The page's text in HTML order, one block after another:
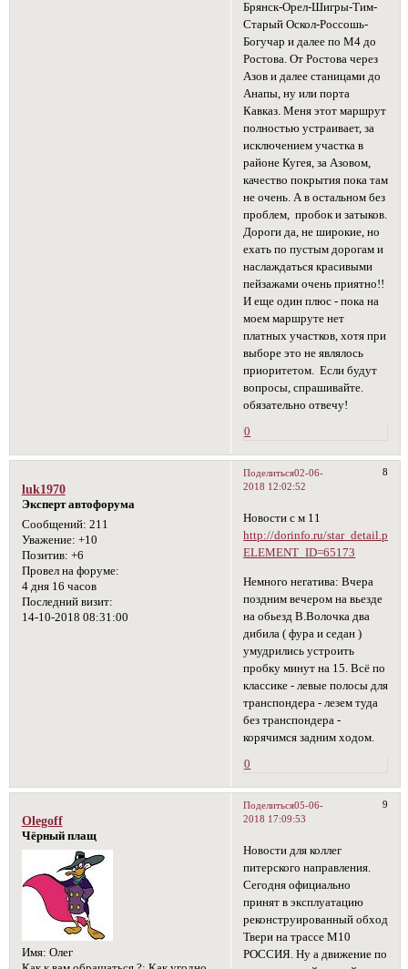
Брянск-Орел-Шигры-Тим-
Старый Оскол-Россошь-
Богучар и далее по М4 до
Ростова. От Ростова через
Азов и далее станицами до
Анапы, ну или порта
Кавказ. Меня этот маршрут
полностью устраивает, за
исключением участка в
районе Кугея, за Азовом,
качество покрытия пока там
не очень. А в остальном без
проблем, пробок и затыков.
Дороги да, не широкие, но
ехать по пустым дорогам и
наслаждаться красивыми
пейзажами очень приятно!!
И еще один плюс - пока на
моем маршруте нет
платных участков, хотя при
выборе это не являлось
приоритетом. Если будут
вопросы, спрашивайте.
обязательно отвечу!
0
Поделиться 8
02-06-
2018 12:02:52
luk1970
Эксперт автофорума
Сообщений: 211
Уважение: +10
Позитив: +6
Провел на форуме:
4 дня 16 часов
Последний визит:
14-10-2018 08:31:00
Новости с м 11
http://dorinfo.ru/star_detail.php?
ELEMENT_ID=65173
Немного негатива: Вчера
поздним вечером на вьезде
на обьезд В.Волочка два
дибила ( фура и седан )
умудрились устроить
пробку минут на 15. Всё по
классике - левые полосы для
транспондера - лезем туда
без транспондера -
корячимся задним ходом.
0
Поделиться 9
05-06-
2018 17:09:53
Olegoff
Чёрный плащ
Имя: Олег
Новости для коллег
питерского направления.
Сегодня официально
принят в эксплуатацию
реконструированный обход
Твери на трассе М10
РОССИЯ. Ну а движение по